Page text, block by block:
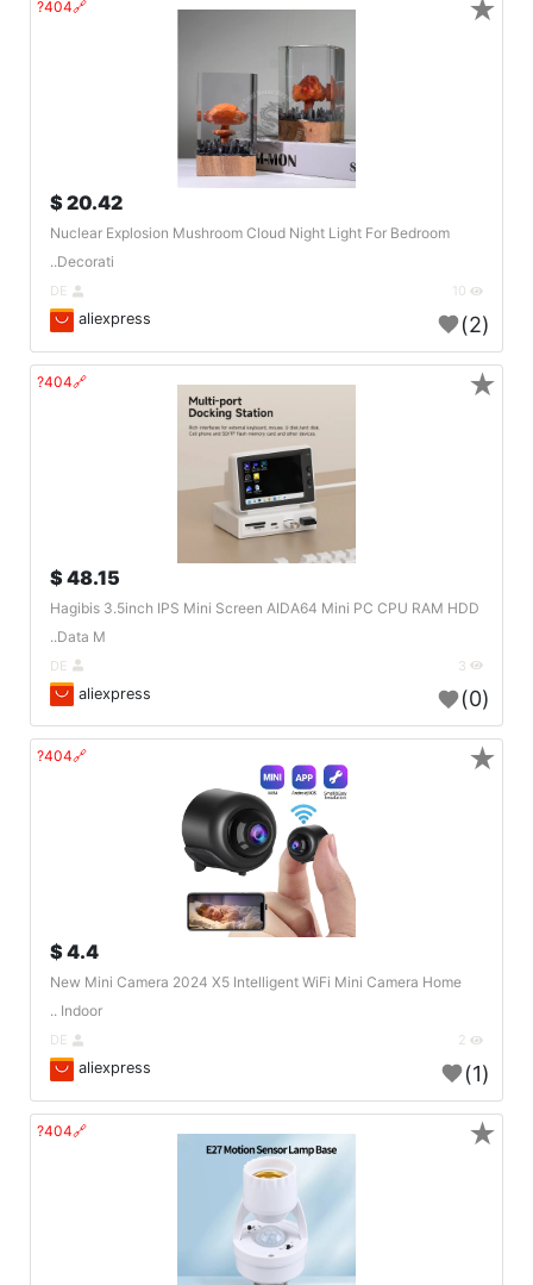
🔗404?
20.42 $
Nuclear Explosion Mushroom Cloud Night Light For Bedroom
Decorati..
aliexpress (2)
★
🔗404?
48.15 $
Hagibis 3.5inch IPS Mini Screen AIDA64 Mini PC CPU RAM HDD
Data M..
aliexpress (0)
★
🔗404?
4.4 $
New Mini Camera 2024 X5 Intelligent WiFi Mini Camera Home
Indoor ..
aliexpress (1)
★
🔗404? ★